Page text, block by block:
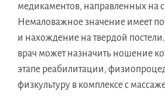
медикаментов, направленных на
Немаловажное значение имеет
и нахождение на твердой
врач может назначить ношение
этапе реабилитации,
физкультуру в комплексе с